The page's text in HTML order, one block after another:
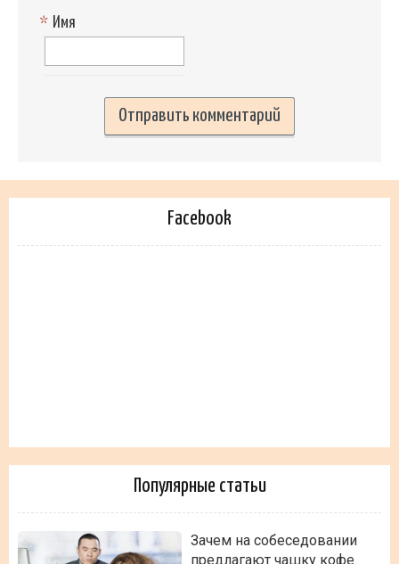
Имя
*
Facebook
Популярные статьи
Зачем на собеседовании
предлагают чашку кофе.